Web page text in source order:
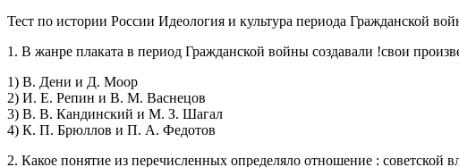
Тест по истории России Идеология и культура периода Гражданской
1. В жанре плаката в период Гражданской войны создавали !свои
1) В. Дени и Д. Моор
2) И. Е. Репин и В. М. Васнецов
3) В. В. Кандинский и М. З. Шагал
4) К. П. Брюллов и П. А. Федотов
2. Какое понятие из перечисленных определяло отношение : советской